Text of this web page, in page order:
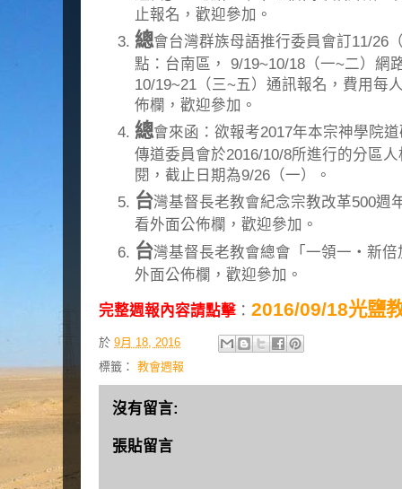
止報名，歡迎參加。
總會台灣群族母語推行委員會訂11/26
點：台南區， 9/19~10/18（一~二）網
10/19~21（三~五）通訊報名，費用每
佈欄，歡迎參加。
總會來函：欲報考2017年本宗神學院
傳道委員會於2016/10/8所進行的分區
閱，截止日期為9/26（一）。
台灣基督長老教會紀念宗教改革500週
看外面公佈欄，歡迎參加。
台灣基督長老教會總會「一領一‧新
外面公佈欄，歡迎參加。
完整週報內容請點擊 ： 2016/09/18光鹽
於 9月 18, 2016
標籤： 教會週報
沒有留言:
張貼留言